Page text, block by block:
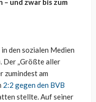
und zwar bis zum
den sozialen Medien
Der „Größte aller
zumindest am
2:2 gegen den BVB
stellte. Auf seiner